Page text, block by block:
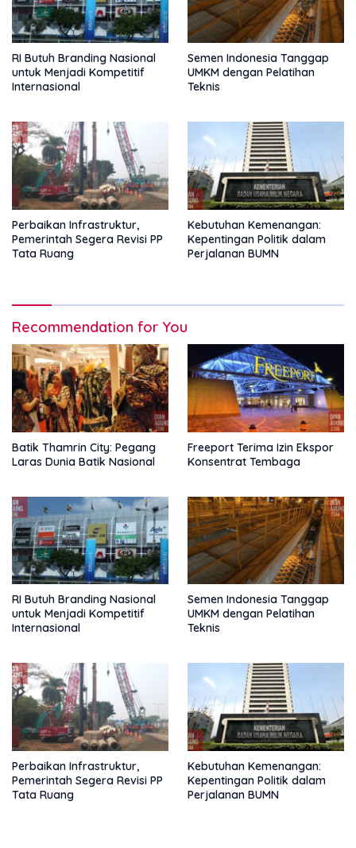
RI Butuh Branding Nasional
untuk Menjadi Kompetitif
Internasional
Semen Indonesia Tanggap
UMKM dengan Pelatihan
Teknis
Perbaikan Infrastruktur,
Pemerintah Segera Revisi PP
Tata Ruang
Kebutuhan Kemenangan:
Kepentingan Politik dalam
Perjalanan BUMN
Recommendation for You
Batik Thamrin City: Pegang
Laras Dunia Batik Nasional
Freeport Terima Izin Ekspor
Konsentrat Tembaga
RI Butuh Branding Nasional
untuk Menjadi Kompetitif
Internasional
Semen Indonesia Tanggap
UMKM dengan Pelatihan
Teknis
Perbaikan Infrastruktur,
Pemerintah Segera Revisi PP
Tata Ruang
Kebutuhan Kemenangan:
Kepentingan Politik dalam
Perjalanan BUMN